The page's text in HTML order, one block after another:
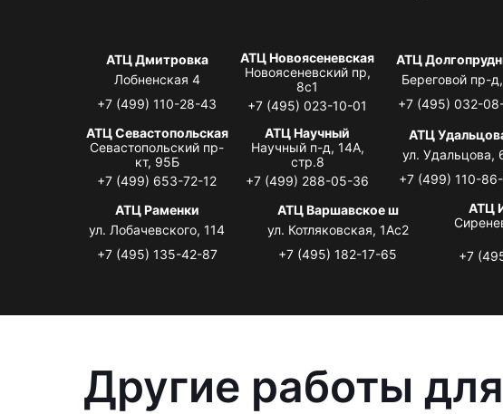
АТЦ Дмитровка
Лобненская 4
+7 (499) 110-28-43
АТЦ Новоясеневская
Новоясеневский пр,
8с1
+7 (495) 023-10-01
АТЦ
Береговой пр-
+7 (495) 032-
АТЦ Севастопольская
Севастопольский пр-
кт, 95Б
+7 (499) 653-72-12
АТЦ Научный
Научный п-д, 14А,
стр.8
+7 (499) 288-05-36
АТЦ
ул. Удальцова,
+7 (499) 110-
АТЦ Раменки
ул. Лобачевского, 114
+7 (495) 135-42-87
АТЦ Варшавское ш
ул. Котляковская, 1Ас2
+7 (495) 182-17-65
АТЦ
+7
Другие работы